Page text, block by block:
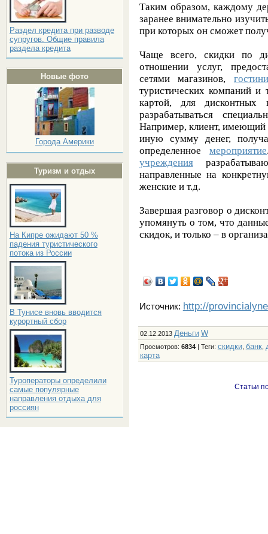
Раздел кредита при разводе
супругов. Общие правила
раздела кредита
Новые фото
Города Америки
Туризм и отдых
На Кипре ожидают 50 %
падения туристического
потока из России
В Тунисе вновь вводится
курортный сбор
Туроператоры определили
самые популярные
направления отдыха для
россиян
Таким образом, каждому
заранее внимательно
при которых он сможет
Чаще всего, скидки по
отношении услуг,
сетями магазинов,
туристических компаний
картой, для дисконтных
разрабатываться
Например, клиент, имеющий
иную сумму денег,
определенноемероприятие
учреждения
направленные на
женские и т.д.
Завершая разговор о
упомянуть о том, что
скидок, и только – в
Источник: http://
02.12.2013 Деньги W
Просмотров: 6834| Теги: скидки, банк,
карта
Статьи